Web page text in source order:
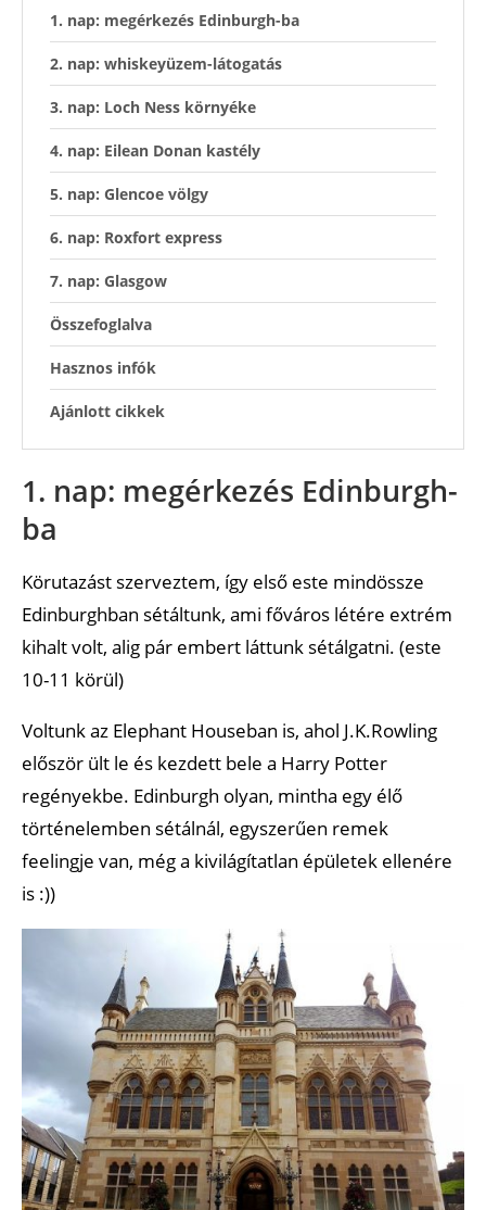
1. nap: megérkezés Edinburgh-ba
2. nap: whiskeyüzem-látogatás
3. nap: Loch Ness környéke
4. nap: Eilean Donan kastély
5. nap: Glencoe völgy
6. nap: Roxfort express
7. nap: Glasgow
Összefoglalva
Hasznos infók
Ajánlott cikkek
1. nap: megérkezés Edinburgh-
ba
Körutazást szerveztem, így első este mindössze
Edinburghban sétáltunk, ami főváros létére extrém
kihalt volt, alig pár embert láttunk sétálgatni. (este
10-11 körül)
Voltunk az Elephant Houseban is, ahol J.K.Rowling
először ült le és kezdett bele a Harry Potter
regényekbe. Edinburgh olyan, mintha egy élő
történelemben sétálnál, egyszerűen remek
feelingje van, még a kivilágítatlan épületek ellenére
is :))